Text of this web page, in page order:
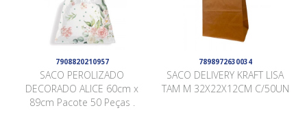
7908820210957
SACO PEROLIZADO
DECORADO ALICE 60cm x
89cm Pacote 50 Peças .
7898972630034
SACO DELIVERY KRAFT LISA
TAM M 32X22X12CM C/50UN